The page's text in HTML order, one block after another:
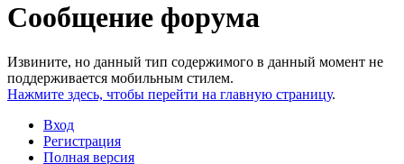
Сообщение форума
Извините, но данный тип содержимого в данный момент не
поддерживается мобильным стилем.
Нажмите здесь, чтобы перейти на главную страницу.
Вход
Регистрация
Полная версия